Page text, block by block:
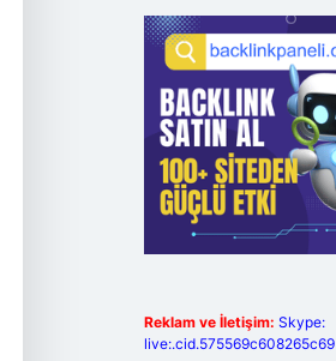
Reklam ve İletişim: Skype:
live:.cid.575569c608265c69